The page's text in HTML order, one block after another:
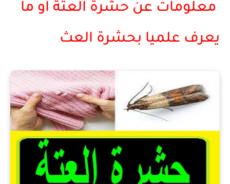
معلومات عن حشرة العتة او ما
يعرف علميا بحشرة العث